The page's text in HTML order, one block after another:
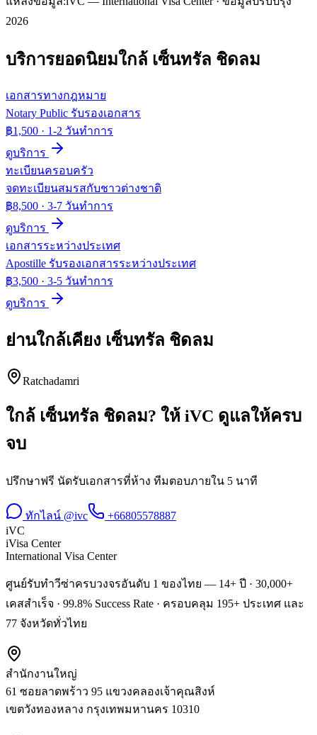
2026
บริการยอดนิยมใกล้ เซ็นทรัล ชิดลม
เอกสารทางกฎหมาย
Notary Public รับรองเอกสาร
฿1,500 · 1-2 วันทำการ
ดูบริการ
ทะเบียนครอบครัว
จดทะเบียนสมรสกับชาวต่างชาติ
฿8,500 · 3-7 วันทำการ
ดูบริการ
เอกสารระหว่างประเทศ
Apostille รับรองเอกสารระหว่างประเทศ
฿3,500 · 3-5 วันทำการ
ดูบริการ
ย่านใกล้เคียง เซ็นทรัล ชิดลม
Ratchadamri
ใกล้ เซ็นทรัล ชิดลม? ให้ iVC ดูแลให้ครบ
จบ
ปรึกษาฟรี นัดรับเอกสารที่ห้าง ทีมตอบภายใน 5 นาที
ทักไลน์ @ivc
+66805578887
iVC
iVisa Center
International Visa Center
ศูนย์รับทำวีซ่าครบวงจรอันดับ 1 ของไทย — 14+ ปี · 30,000+
เคสสำเร็จ · 99.8% Success Rate · ครอบคลุม 195+ ประเทศ และ
77 จังหวัดทั่วไทย
สำนักงานใหญ่
61 ซอยลาดพร้าว 95 แขวงคลองเจ้าคุณสิงห์
เขตวังทองหลาง กรุงเทพมหานคร 10310